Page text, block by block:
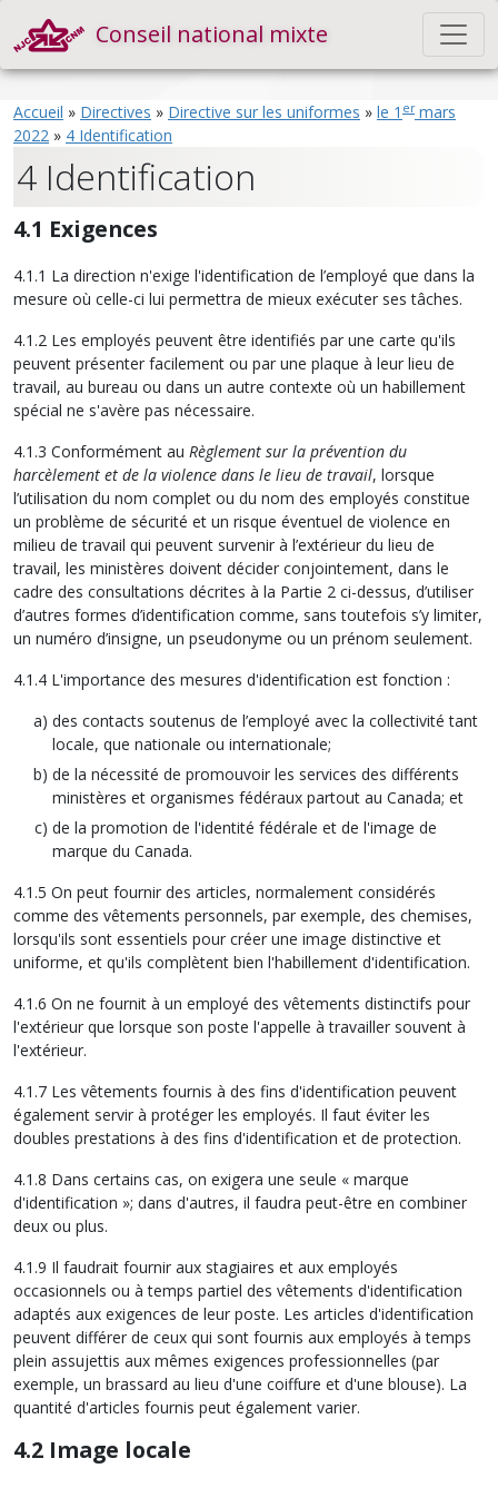
Conseil national mixte
Accueil » Directives » Directive sur les uniformes » le 1 ermars
2022 » 4 Identification
4 Identification
4.1 Exigences
4.1.1 La direction n'exige l'identification de l’employé que dans la
mesure où celle-ci lui permettra de mieux exécuter ses tâches.
4.1.2 Les employés peuvent être identifiés par une carte qu'ils
peuvent présenter facilement ou par une plaque à leur lieu de
travail, au bureau ou dans un autre contexte où un habillement
spécial ne s'avère pas nécessaire.
4.1.3 Conformément au Règlement sur la prévention du
harcèlement et de la violence dans le lieu de travail, lorsque
l’utilisation du nom complet ou du nom des employés constitue
un problème de sécurité et un risque éventuel de violence en
milieu de travail qui peuvent survenir à l’extérieur du lieu de
travail, les ministères doivent décider conjointement, dans le
cadre des consultations décrites à la Partie 2 ci-dessus, d’utiliser
d’autres formes d’identification comme, sans toutefois s’y limiter,
un numéro d’insigne, un pseudonyme ou un prénom seulement.
4.1.4 L'importance des mesures d'identification est fonction :
des contacts soutenus de l’employé avec la collectivité tant
locale, que nationale ou internationale;
de la nécessité de promouvoir les services des différents
ministères et organismes fédéraux partout au Canada; et
de la promotion de l'identité fédérale et de l'image de
marque du Canada.
4.1.5 On peut fournir des articles, normalement considérés
comme des vêtements personnels, par exemple, des chemises,
lorsqu'ils sont essentiels pour créer une image distinctive et
uniforme, et qu'ils complètent bien l'habillement d'identification.
4.1.6 On ne fournit à un employé des vêtements distinctifs pour
l'extérieur que lorsque son poste l'appelle à travailler souvent à
l'extérieur.
4.1.7 Les vêtements fournis à des fins d'identification peuvent
également servir à protéger les employés. Il faut éviter les
doubles prestations à des fins d'identification et de protection.
4.1.8 Dans certains cas, on exigera une seule « marque
d'identification »; dans d'autres, il faudra peut-être en combiner
deux ou plus.
4.1.9 Il faudrait fournir aux stagiaires et aux employés
occasionnels ou à temps partiel des vêtements d'identification
adaptés aux exigences de leur poste. Les articles d'identification
peuvent différer de ceux qui sont fournis aux employés à temps
plein assujettis aux mêmes exigences professionnelles (par
exemple, un brassard au lieu d'une coiffure et d'une blouse). La
quantité d'articles fournis peut également varier.
4.2 Image locale